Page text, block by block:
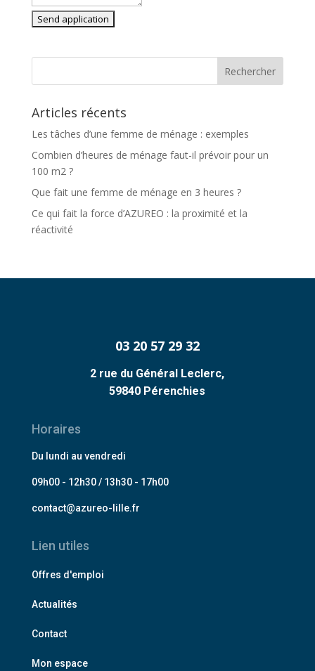
Articles récents
Les tâches d’une femme de ménage : exemples
Combien d’heures de ménage faut-il prévoir pour un
100 m2 ?
Que fait une femme de ménage en 3 heures ?
Ce qui fait la force d’AZUREO : la proximité et la
réactivité
03 20 57 29 32
2 rue du Général Leclerc,
59840 Pérenchies
Horaires
Du lundi au vendredi
09h00 - 12h30 / 13h30 - 17h00
contact@azureo-lille.fr
Lien utiles
Offres d'emploi
Actualités
Contact
Mon espace